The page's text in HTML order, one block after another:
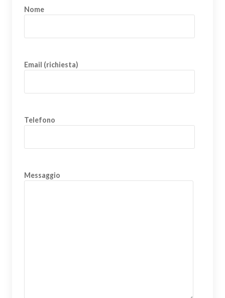
Nome
Email (richiesta)
Telefono
Messaggio